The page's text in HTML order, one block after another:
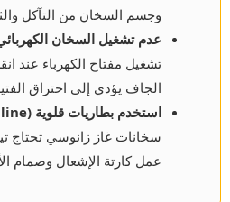
وجسم السخان من التآكل
عدم تشغيل السخان
تشغيل مفتاح الكهرباء عند
الجاف يؤدي إلى احتراق
استخدم بطاريات قلوية (Alkaline) ممتازة للغاز:
سخانات غاز زانوسي تحتاج
عمل كارتة الإشعال وصمام